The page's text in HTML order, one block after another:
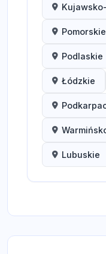
Pomorskie
Podlaskie
Łódzkie
Lubuskie